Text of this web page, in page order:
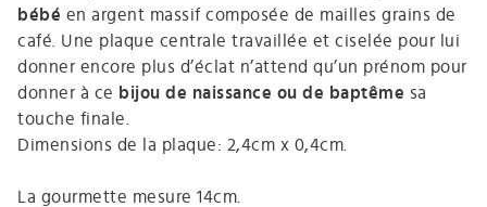
bébé en argent massif composée de mailles grains de
café. Une plaque centrale travaillée et ciselée pour lui
donner encore plus d’éclat n’attend qu’un prénom pour
donner à ce bijou de naissance ou de baptême sa
touche finale.
Dimensions de la plaque: 2,4cm x 0,4cm.
La gourmette mesure 14cm.